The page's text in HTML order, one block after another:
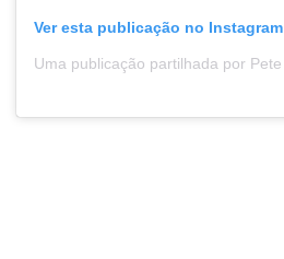
Ver esta publicação no Instagram